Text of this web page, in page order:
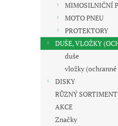
l
MIMOSILNIČNÍ
MOTO PNEU
PROTEKTORY
DUŠE, VLOŽKY
duše
vložky
DISKY
RŮZNÝ SORTIMENT
AKCE
Značky